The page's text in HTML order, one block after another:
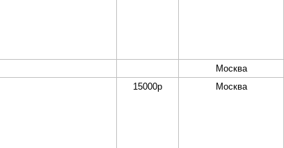
Москва
15000р Москва